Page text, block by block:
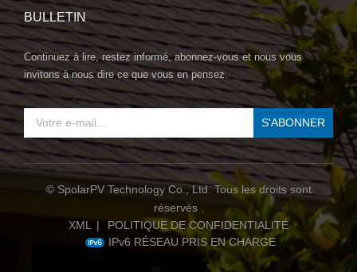
BULLETIN
Continuez à lire, restez informé, abonnez-vous et nous vous
invitons à nous dire ce que vous en pensez.
© SpolarPV Technology Co., Ltd. Tous les droits sont
réservés .
XML |
POLITIQUE DE CONFIDENTIALITÉ
IPv6 RÉSEAU PRIS EN CHARGE